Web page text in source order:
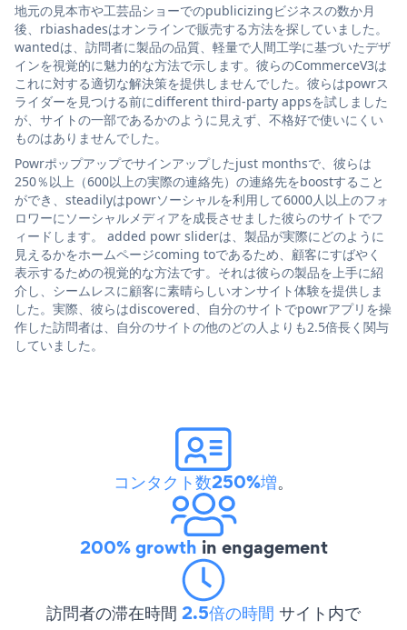
地元の見本市や工芸品ショーでのpublicizingビジネスの数か月
後、rbiashadesはオンラインで販売する方法を探していました。
wantedは、訪問者に製品の品質、軽量で人間工学に基づいたデザ
インを視覚的に魅力的な方法で示します。彼らのCommerceV3は
これに対する適切な解決策を提供しませんでした。彼らはpowrス
ライダーを見つける前にdifferent third-party appsを試しました
が、サイトの一部であるかのように見えず、不格好で使いにくい
ものはありませんでした。
Powrポップアップでサインアップしたjust monthsで、彼らは
250％以上（600以上の実際の連絡先）の連絡先をboostすること
ができ、steadilyはpowrソーシャルを利用して6000人以上のフォ
ロワーにソーシャルメディアを成長させました彼らのサイトでフ
ィードします。 added powr sliderは、製品が実際にどのように
見えるかをホームページcoming toであるため、顧客にすばやく
表示するための視覚的な方法です。それは彼らの製品を上手に紹
介し、シームレスに顧客に素晴らしいオンサイト体験を提供しま
した。実際、彼らはdiscovered、自分のサイトでpowrアプリを操
作した訪問者は、自分のサイトの他のどの人よりも2.5倍長く関与
していました。
コンタクト数250%増。
200% growth in engagement
訪問者の滞在時間 2.5倍の時間 サイト内で